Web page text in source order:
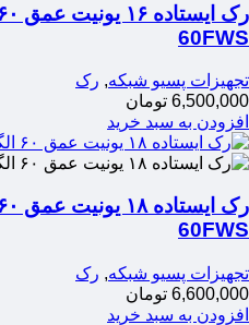
60FWS
تجهیزات پسیو شبکه, رک
6,500,000 تومان
افزودن به سبد خرید
60FWS
تجهیزات پسیو شبکه, رک
6,600,000 تومان
افزودن به سبد خرید